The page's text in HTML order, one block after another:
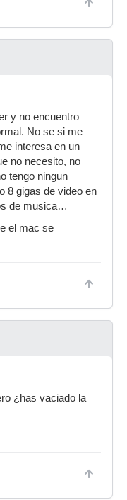
y no encuentro
No se si me
interesa en un
no necesito, no
tengo ningun
8 gigas de video en
de musica…
el mac se
¿has vaciado la